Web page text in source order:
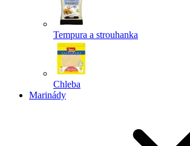
Tempura a strouhanka
Chleba
Marinády